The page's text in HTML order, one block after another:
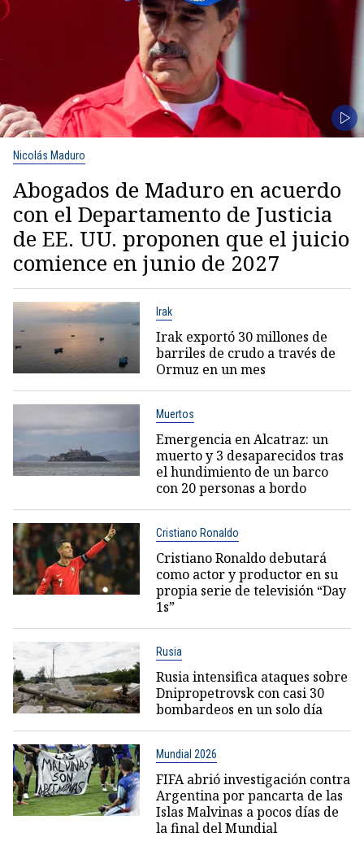
Nicolás Maduro
Abogados de Maduro en acuerdo
con el Departamento de Justicia
de EE. UU. proponen que el juicio
comience en junio de 2027
Irak
Irak exportó 30 millones de
barriles de crudo a través de
Ormuz en un mes
Muertos
Emergencia en Alcatraz: un
muerto y 3 desaparecidos tras
el hundimiento de un barco
con 20 personas a bordo
Cristiano Ronaldo
Cristiano Ronaldo debutará
como actor y productor en su
propia serie de televisión “Day
1s”
Rusia
Rusia intensifica ataques sobre
Dnipropetrovsk con casi 30
bombardeos en un solo día
Mundial 2026
FIFA abrió investigación contra
Argentina por pancarta de las
Islas Malvinas a pocos días de
la final del Mundial